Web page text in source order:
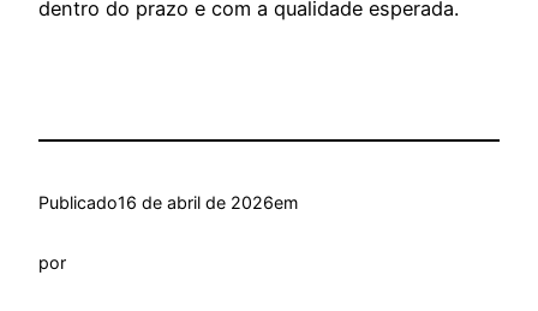
dentro do prazo e com a qualidade esperada.
Publicado16 de abril de 2026em
por